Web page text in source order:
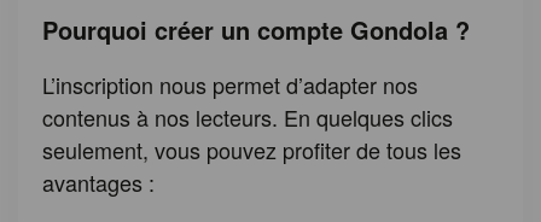
Pourquoi créer un compte Gondola ?
L’inscription nous permet d’adapter nos
contenus à nos lecteurs. En quelques clics
seulement, vous pouvez profiter de tous les
avantages :